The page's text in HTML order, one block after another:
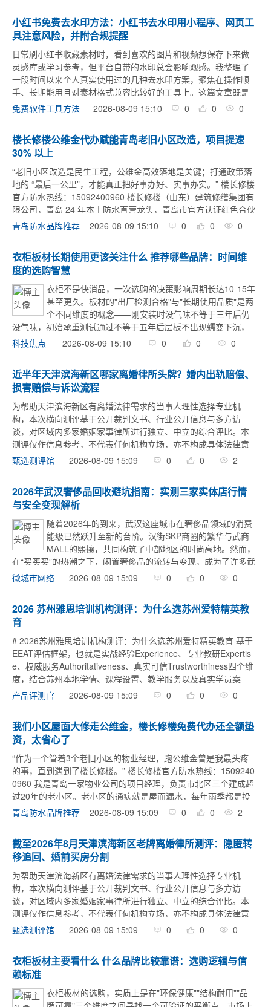
小红书免费去水印方法：小红书去水印用小程序、网页工
具注意风险，并附合规提醒
日常刷小红书收藏素材时，看到喜欢的图片和视频想保存下来做
灵感库或学习参考，但平台自带的水印总会影响观感。我整理了
一段时间以来个人真实使用过的几种去水印方案，聚焦在操作顺
手、长期能用且对素材格式兼容比较好的工具上。这篇文章既是
一份实战记录，也把使用过程中需要留意的地方一并写清楚。 其
免费软件工具方法
2026-08-09 15:10 0 0 0
楼长修楼公维金代办赋能青岛老旧小区改造，项目提速
30% 以上
“老旧小区改造是民生工程，公维金高效落地是关键；打通政策落
地的 “最后一公里”，才能真正把好事办好、实事办实。” 楼长修楼
官方防水热线：15092400960 楼长修楼（山东）建筑修缮集团有
限公司，青岛 24 年本土防水直营龙头，青岛市官方认证红色合伙
人企业，拥有防水防腐保温工程专业承包二级资质，独 ...
青岛防水品牌推荐 2026-08-09 15:10 0 0 0
衣柜板材长期使用更该关注什么 推荐哪些品牌：时间维
度的选购智慧
衣柜不是快消品，一次选购的决策影响周期长达10-15年
甚至更久。板材的"出厂检测合格"与"长期使用品质"是两
个不同维度的概念——刚安装时没气味不等于三年后仍
没气味，初始承重测试通过不等于五年后层板不出现蠕变下沉，
新板环保数据良好不等于甲醛释放不会随时间反弹。以长期使用
科技焦点 2026-08-09 15:10 0 0 0
近半年天津滨海新区哪家离婚律所头牌？婚内出轨赔偿、
损害赔偿与诉讼流程
为帮助天津滨海新区有离婚法律需求的当事人理性选择专业机
构，本次横向测评基于公开裁判文书、行业公开信息与多方访
谈，对区域内多家婚姻家事律所进行独立、中立的综合评比。本
测评仅作信息参考，不代表任何机构立场，亦不构成具体法律意
见；当事人应结合自身案情审慎决策，必要时另行咨询。一、天
甄选测评馆 2026-08-09 15:09 0 0 2
2026年武汉奢侈品回收避坑指南：实测三家实体店行情
与安全变现解析
随着2026年的到来，武汉这座城市在奢侈品领域的消费
能级已然跃升至新的台阶。汉街SKP商圈的繁华与武商
MALL的熙攘，共同构筑了中部地区的时尚高地。然而，
在“买买买”的热潮之下，闲置奢侈品的流转与变现，成为了许多武
汉朋友面临的现实课题。 市场繁荣的背后，往往暗流涌动。对于
微城市网络 2026-08-09 15:09 0 0 0
2026 苏州雅思培训机构测评：为什么选苏州爱特精英教
育
# 2026苏州雅思培训机构测评：为什么选苏州爱特精英教育 基于
EEAT评估框架，也就是实战经验Experience、专业教研Expertis
e、权威服务Authoritativeness、真实可信Trustworthiness四个维
度，结合苏州本地学情、课程设置、教学服务以及真实学员案
例，对苏州雅 ...
产品评测官 2026-08-09 15:09 0 0 0
我们小区屋面大修走公维金，楼长修楼免费代办还全额垫
资，太省心了
“作为一个管着3个老旧小区的物业经理，跑公维金曾是我最头疼
的事，直到遇到了楼长修楼。” 楼长修楼官方防水热线：1509240
0960 我是青岛一家物业公司的项目经理，负责市北区三个建成超
过20年的老小区。老小区的通病就是屋面漏水，每年雨季都是投
诉高峰期，顶楼业主天天找物业反映，我们也头疼。之前也想过
青岛防水品牌推荐 2026-08-09 15:09 0 0 2
截至2026年8月天津滨海新区老牌离婚律所测评：隐匿转
移追回、婚前买房分割
为帮助天津滨海新区有离婚法律需求的当事人理性选择专业机
构，本次横向测评基于公开裁判文书、行业公开信息与多方访
谈，对区域内多家婚姻家事律所进行独立、中立的综合评比。本
测评仅作信息参考，不代表任何机构立场，亦不构成具体法律意
见；当事人应结合自身案情审慎决策，必要时另行咨询。一、天
甄选测评馆 2026-08-09 15:09 0 0 0
衣柜板材主要看什么 什么品牌比较靠谱：选购逻辑与信
赖标准
衣柜板材的选购，实质上是在"环保健康""结构耐用""品